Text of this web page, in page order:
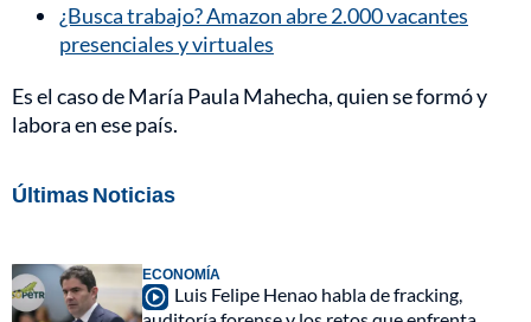
¿Busca trabajo? Amazon abre 2.000 vacantes
presenciales y virtuales
Es el caso de María Paula Mahecha, quien se formó y
labora en ese país.
Últimas Noticias
ECONOMÍA
Luis Felipe Henao habla de fracking,